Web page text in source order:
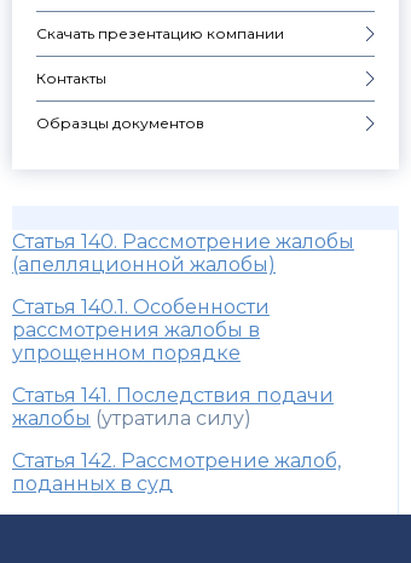
Скачать презентацию компании
Контакты
Образцы документов
Статья 140. Рассмотрение жалобы
(апелляционной жалобы)
Статья 140.1. Особенности
рассмотрения жалобы в
упрощенном порядке
Статья 141. Последствия подачи
жалобы (утратила силу)
Статья 142. Рассмотрение жалоб,
поданных в суд